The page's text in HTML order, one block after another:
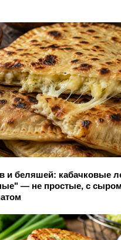
и беляшей: кабачковые
— не простые, с